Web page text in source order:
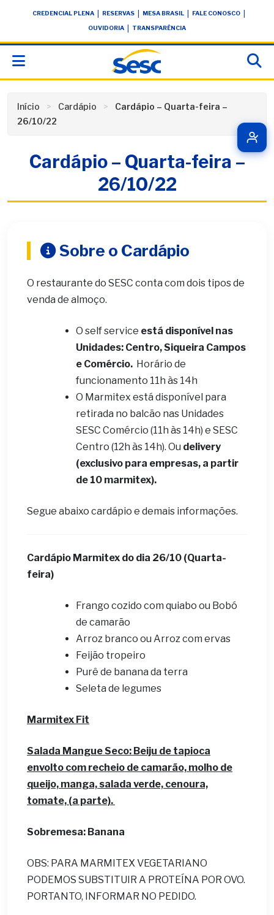
conteúdoCREDENCIAL PLENA RESERVAS MESA BRASIL FALE CONOSCO
OUVIDORIA TRANSPARÊNCIA
Início Cardápio
Cardápio – Quarta-feira –
26/10/22
Cardápio – Quarta-feira –
26/10/22
Sobre o Cardápio
O restaurante do SESC conta com dois tipos de
venda de almoço.
O self service está disponível nas
Unidades: Centro, Siqueira Campos
e Comércio. Horário de
funcionamento 11h às 14h
O Marmitex está disponível para
retirada no balcão nas Unidades
SESC Comércio (11h às 14h) e SESC
Centro (12h às 14h). Ou delivery
(exclusivo para empresas, a partir
de 10 marmitex).
Segue abaixo cardápio e demais informações.
Cardápio Marmitex do dia 26/10 (Quarta-
feira)
Frango cozido com quiabo ou Bobó
de camarão
Arroz branco ou Arroz com ervas
Feijão tropeiro
Purê de banana da terra
Seleta de legumes
Marmitex Fit
Salada Mangue Seco: Beiju de tapioca
envolto com recheio de camarão, molho de
queijo, manga, salada verde, cenoura,
tomate, (a parte).
Sobremesa: Banana
OBS: PARA MARMITEX VEGETARIANO
PODEMOS SUBSTITUIR A PROTEÍNA POR OVO.
PORTANTO, INFORMAR NO PEDIDO.